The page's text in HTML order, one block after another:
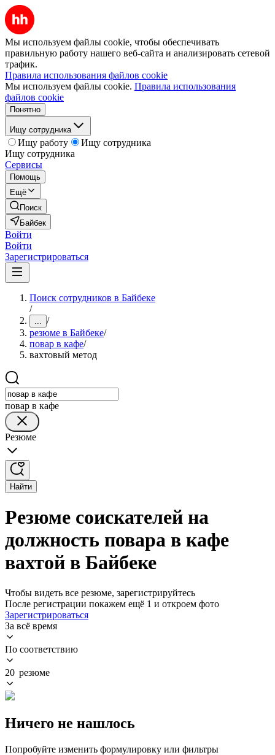
Мы используем файлы cookie, чтобы обеспечивать
правильную работу нашего веб-сайта и анализировать сетевой
трафик.
Правила использования файлов cookie
Мы используем файлы cookie. Правила использования
файлов cookie
Понятно
Ищу сотрудника
Ищу работу
Ищу сотрудника
Ищу сотрудника
Сервисы
Помощь
Ещё
Поиск
Байбек
Войти
Войти
Зарегистрироваться
Поиск сотрудников в Байбеке
/
... /
резюме в Байбеке/
повар в кафе/
вахтовый метод
повар в кафе
Резюме
Найти
Резюме соискателей на
должность повара в кафе
вахтой в Байбеке
Чтобы видеть все резюме, зарегистрируйтесь
После регистрации покажем ещё 1 и откроем фото
Зарегистрироваться
За всё время
По соответствию
20 резюме
Ничего не нашлось
Попробуйте изменить формулировку или фильтры